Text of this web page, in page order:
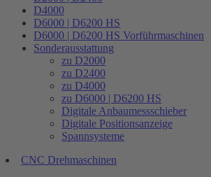
D4000
D6000 | D6200 HS
D6000 | D6200 HS Vorführmaschinen
Sonderausstattung
zu D2000
zu D2400
zu D4000
zu D6000 | D6200 HS
Digitale Anbaumessschieber
Digitale Positionsanzeige
Spannsysteme
CNC Drehmaschinen